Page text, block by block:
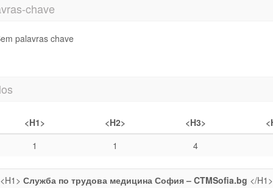
chave
palavras chave
<H1> <H2> <H3>
1
1 4
<H1> Служба по трудова медицина София – CTMSofia.bg </H1>